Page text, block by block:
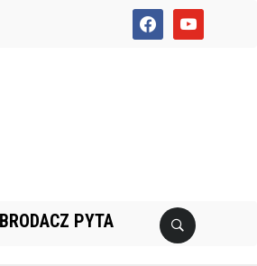
facebookyoutube
BRODACZ PYTA